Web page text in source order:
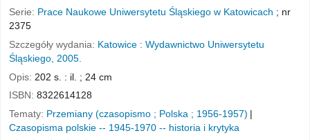
Serie: Prace Naukowe Uniwersytetu Śląskiego w Katowicach ; nr
2375
Szczegóły wydania: Katowice : Wydawnictwo Uniwersytetu
Śląskiego, 2005.
Opis: 202 s. : il. ; 24 cm
ISBN: 8322614128
Tematy: Przemiany (czasopismo ; Polska ; 1956-1957)
Czasopisma polskie -- 1945-1970 -- historia i krytyka